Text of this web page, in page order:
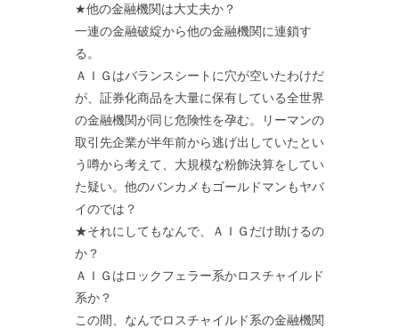
★他の金融機関は大丈夫か？
一連の金融破綻から他の金融機関に連鎖す
る。
ＡＩＧはバランスシートに穴が空いたわけだ
が、証券化商品を大量に保有している全世界
の金融機関が同じ危険性を孕む。リーマンの
取引先企業が半年前から逃げ出していたとい
う噂から考えて、大規模な粉飾決算をしてい
た疑い。他のバンカメもゴールドマンもヤバ
イのでは？
★それにしてもなんで、ＡＩＧだけ助けるの
か？
ＡＩＧはロックフェラー系かロスチャイルド
系か？
この間、なんでロスチャイルド系の金融機関